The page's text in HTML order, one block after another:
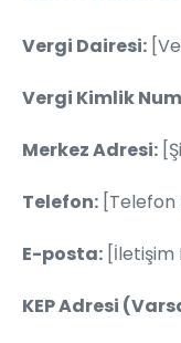
Vergi Dairesi:
Vergi Kimlik
Merkez Adresi:
Telefon: [Telefon
E-posta:
KEP Adresi